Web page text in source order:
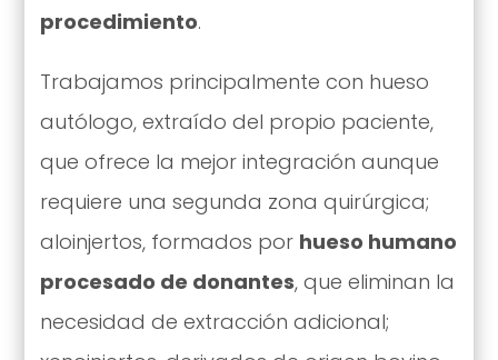
procedimiento.
Trabajamos principalmente con hueso
autólogo, extraído del propio paciente,
que ofrece la mejor integración aunque
requiere una segunda zona quirúrgica;
aloinjertos, formados por hueso humano
procesado de donantes, que eliminan la
necesidad de extracción adicional;